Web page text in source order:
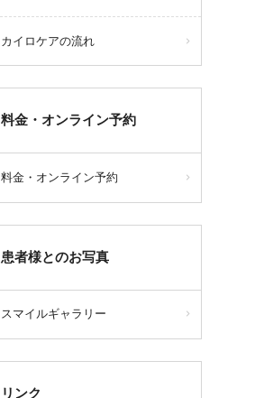
カイロケアの流れ
料金・オンライン予約
料金・オンライン予約
患者様とのお写真
スマイルギャラリー
リンク